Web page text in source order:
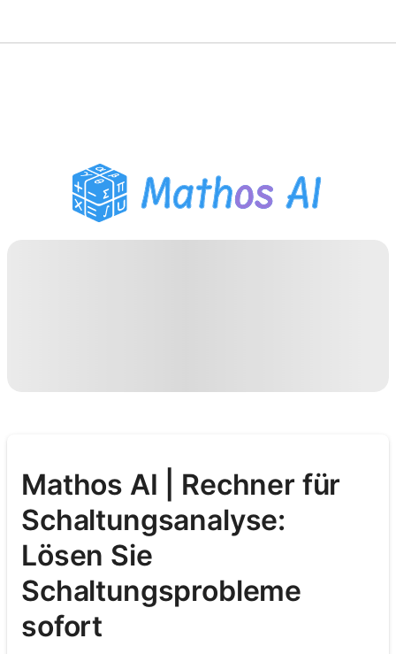
PDF Hausaufgaben-Helfer
Lernwerkzeuge
Mathos AI | Rechner für
Schaltungsanalyse:
Lösen Sie
Schaltungsprobleme
sofort